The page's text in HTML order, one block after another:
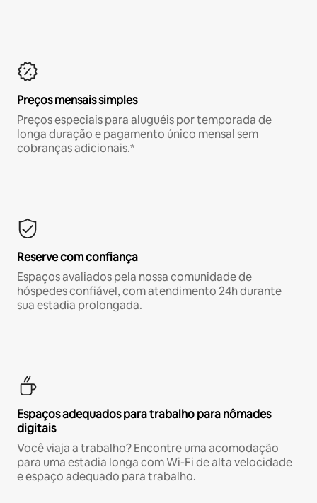
Preços mensais simples
Preços especiais para aluguéis por temporada de
longa duração e pagamento único mensal sem
cobranças adicionais.*
Reserve com confiança
Espaços avaliados pela nossa comunidade de
hóspedes confiável, com atendimento 24h durante
sua estadia prolongada.
Espaços adequados para trabalho para nômades
digitais
Você viaja a trabalho? Encontre uma acomodação
para uma estadia longa com Wi-Fi de alta velocidade
e espaço adequado para trabalho.